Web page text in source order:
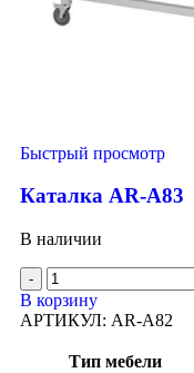
Быстрый просмотр
Каталка AR-A83
В наличии
В корзину
АРТИКУЛ: AR-A82
Тип мебели